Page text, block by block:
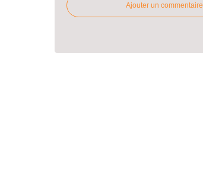
Ajouter un commentaire